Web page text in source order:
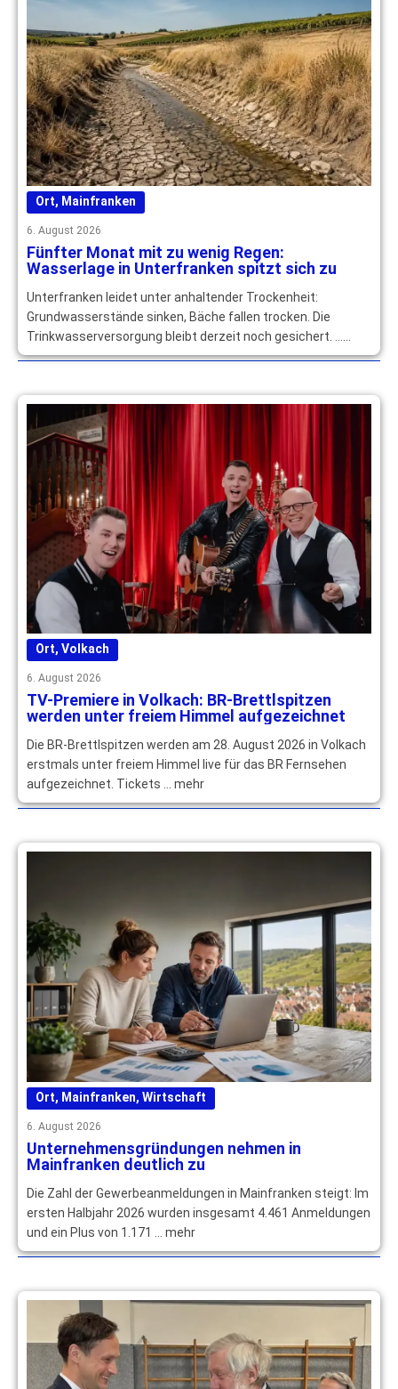
Ort, Mainfranken
6. August 2026
Fünfter Monat mit zu wenig Regen:
Wasserlage in Unterfranken spitzt sich zu
Unterfranken leidet unter anhaltender Trockenheit:
Grundwasserstände sinken, Bäche fallen trocken. Die
Trinkwasserversorgung bleibt derzeit noch gesichert. …
mehr
Ort, Volkach
6. August 2026
TV-Premiere in Volkach: BR-Brettlspitzen
werden unter freiem Himmel aufgezeichnet
Die BR-Brettlspitzen werden am 28. August 2026 in Volkach
erstmals unter freiem Himmel live für das BR Fernsehen
aufgezeichnet. Tickets … mehr
Ort, Mainfranken, Wirtschaft
6. August 2026
Unternehmensgründungen nehmen in
Mainfranken deutlich zu
Die Zahl der Gewerbeanmeldungen in Mainfranken steigt: Im
ersten Halbjahr 2026 wurden insgesamt 4.461 Anmeldungen
und ein Plus von 1.171 … mehr